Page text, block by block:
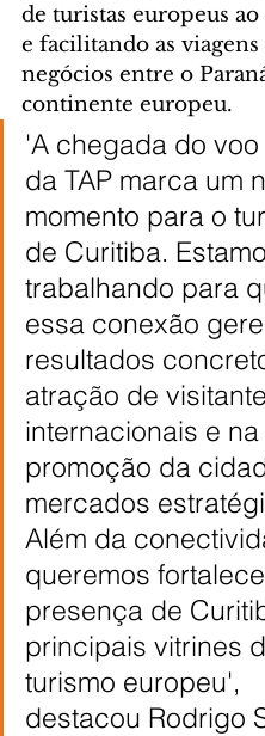
de turistas europeus
e facilitando as viagens
negócios entre o
continente europeu.
'A chegada do
da TAP marca um
momento para o
de Curitiba.
trabalhando para
essa conexão gere
resultados
atração de
internacionais e na
promoção da
mercados
Além da
queremos
presença de
principais vitrines
turismo europeu',
destacou Rodrigo